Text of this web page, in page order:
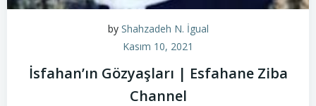
by Shahzadeh N. İgual
Kasım 10, 2021
İsfahan’ın Gözyaşları | Esfahane Ziba
Channel